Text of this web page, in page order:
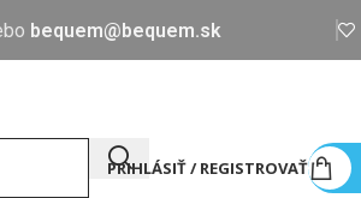
bequem@bequem.sk
PRIHLÁSIŤ / REGISTROVAŤ